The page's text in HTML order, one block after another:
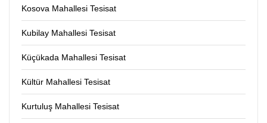
Kosova Mahallesi Tesisat
Kubilay Mahallesi Tesisat
Küçükada Mahallesi Tesisat
Kültür Mahallesi Tesisat
Kurtuluş Mahallesi Tesisat